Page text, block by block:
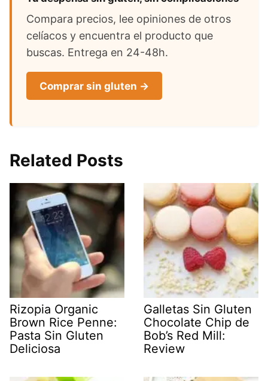
Compara precios, lee opiniones de otros
celíacos y encuentra el producto que
buscas. Entrega en 24-48h.
Comprar sin gluten →
Related Posts
Rizopia Organic
Brown Rice Penne:
Pasta Sin Gluten
Deliciosa
Galletas Sin Gluten
Chocolate Chip de
Bob’s Red Mill:
Review